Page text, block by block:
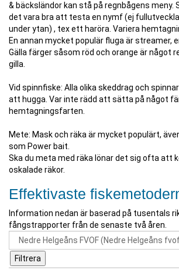
& bäcksländor kan stå på regnbågens meny.
det vara bra att testa en nymf (ej
under ytan) , tex ett haröra. Variera
En annan mycket populär fluga är streamer,
Gälla färger såsom röd och orange är något
gilla.
Vid spinnfiske: Alla olika skeddrag och
att hugga. Var inte rädd att sätta på något
hemtagningsfarten.
Mete: Mask och räka är mycket populärt,
som Power bait.
Ska du meta med räka lönar det sig ofta att
oskalade räkor.
Effektivaste
Information nedan är baserad på tusentals
fångstrapporter från de senaste två åren.